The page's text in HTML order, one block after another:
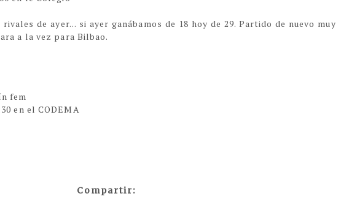
de ayer... si ayer ganábamos de 18 hoy de 29. Partido de nuevo muy
a la vez para Bilbao.
fem
en el CODEMA
Compartir: